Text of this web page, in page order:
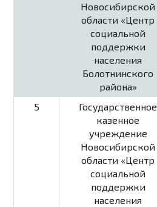
Новосибирской
области «Центр
социальной
поддержки
населения
Болотнинского
района»
5
Государственное
казенное
учреждение
Новосибирской
области «Центр
социальной
поддержки
населения